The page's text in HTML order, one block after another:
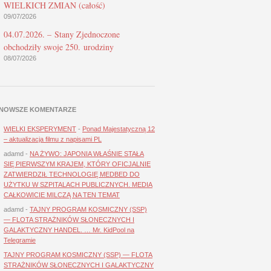
WIELKICH ZMIAN (całość)
09/07/2026
04.07.2026. – Stany Zjednoczone
obchodziły swoje 250. urodziny
08/07/2026
KOMENTARZE
WIELKI EKSPERYMENT - Ponad Majestatyczną 12
– aktualizacja filmu z napisami PL
adamd - NA ŻYWO: JAPONIA WŁAŚNIE STAŁA
SIĘ PIERWSZYM KRAJEM, KTÓRY OFICJALNIE
ZATWIERDZIŁ TECHNOLOGIĘ MEDBED DO
UŻYTKU W SZPITALACH PUBLICZNYCH. MEDIA
CAŁKOWICIE MILCZĄ NA TEN TEMAT
adamd - TAJNY PROGRAM KOSMICZNY (SSP)
— FLOTA STRAŻNIKÓW SŁONECZNYCH I
GALAKTYCZNY HANDEL. … Mr. KidPool na
Telegramie
TAJNY PROGRAM KOSMICZNY (SSP) — FLOTA
STRAŻNIKÓW SŁONECZNYCH I GALAKTYCZNY